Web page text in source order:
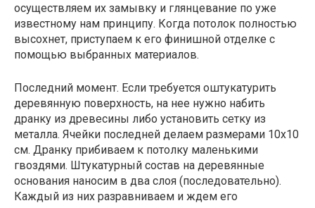
осуществляем их замывку и глянцевание по уже
известному нам принципу. Когда потолок полностью
высохнет, приступаем к его финишной отделке с
помощью выбранных материалов.
Последний момент. Если требуется оштукатурить
деревянную поверхность, на нее нужно набить
дранку из древесины либо установить сетку из
металла. Ячейки последней делаем размерами 10х10
см. Дранку прибиваем к потолку маленькими
гвоздями. Штукатурный состав на деревянные
основания наносим в два слоя (последовательно).
Каждый из них разравниваем и ждем его